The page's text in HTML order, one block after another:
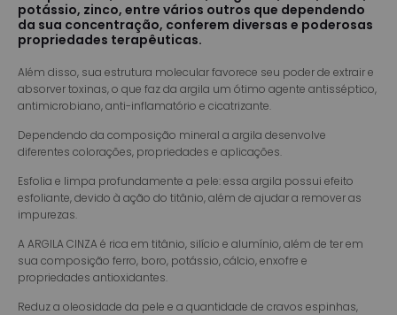
potássio, zinco, entre vários outros que dependendo
da sua concentração, conferem diversas e poderosas
propriedades terapêuticas.
Além disso, sua estrutura molecular favorece seu poder de extrair e
absorver toxinas, o que faz da argila um ótimo agente antisséptico,
antimicrobiano, anti-inflamatório e cicatrizante.
Dependendo da composição mineral a argila desenvolve
diferentes colorações, propriedades e aplicações.
Esfolia e limpa profundamente a pele: essa argila possui efeito
esfoliante, devido à ação do titânio, além de ajudar a remover as
impurezas.
A ARGILA CINZA é rica em titânio, silício e alumínio, além de ter em
sua composição ferro, boro, potássio, cálcio, enxofre e
propriedades antioxidantes.
Reduz a oleosidade da pele e a quantidade de cravos espinhas,